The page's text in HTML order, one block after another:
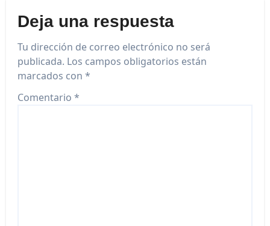
Deja una respuesta
Tu dirección de correo electrónico no será
publicada. Los campos obligatorios están
marcados con *
Comentario *